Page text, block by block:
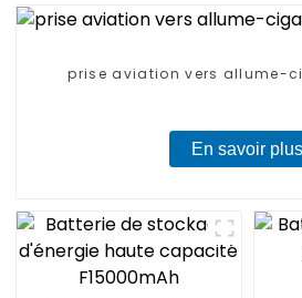
prise aviation vers allume-
En savoir plus